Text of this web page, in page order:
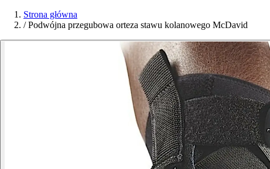
Strona główna
/ Podwójna przegubowa orteza stawu kolanowego McDavid